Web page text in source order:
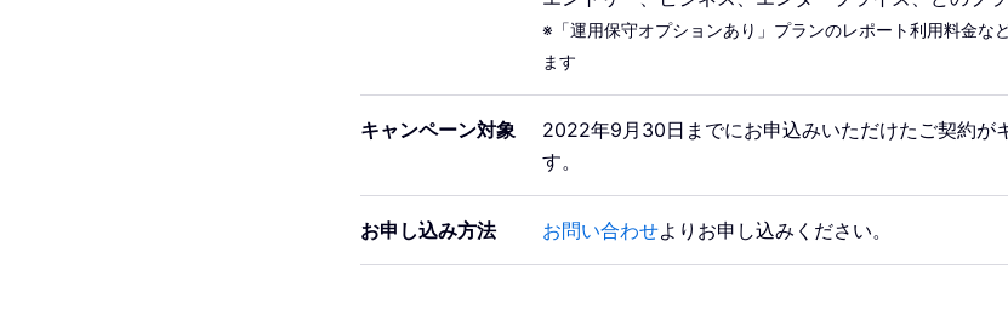
※「運用保守オプションあり」プランのレポート利用料金な
ます
キャンペーン対象
2022年9月30日までにお申込みいただけたご契約が
す。
お申し込み方法 お問い合わせよりお申し込みください。